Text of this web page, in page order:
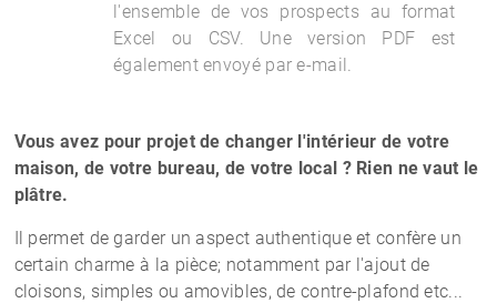
l'ensemble de vos prospects au format
Excel ou CSV. Une version PDF est
également envoyé par e-mail.
Vous avez pour projet de changer l'intérieur de votre
maison, de votre bureau, de votre local ? Rien ne vaut le
plâtre.
Il permet de garder un aspect authentique et confère un
certain charme à la pièce; notamment par l'ajout de
cloisons, simples ou amovibles, de contre-plafond etc...